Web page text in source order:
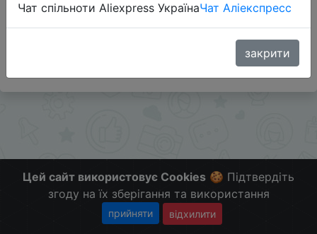
Слідкуйте за знижками на мобільному, в телеграм
Цей сайт використовує Cookies 🍪 Підтвердіть
згоду на їх зберігання та використання
прийняти відхилити
Чат спільноти Aliexpress УкраїнаЧат Аліекспресс
закрити